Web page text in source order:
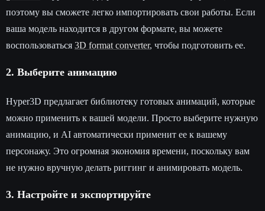
поэтому вы сможете легко импортировать свои работы. Если
ваша модель находится в другом формате, вы можете
воспользоваться 3D format converter, чтобы подготовить ее.
2. Выберите анимацию
Hyper3D предлагает библиотеку готовых анимаций, которые
можно применить к вашей модели. Просто выберите нужную
анимацию, и AI автоматически применит ее к вашему
персонажу. Это огромная экономия времени, поскольку вам
не нужно вручную делать риггинг и анимировать модель.
3. Настройте и экспортируйте